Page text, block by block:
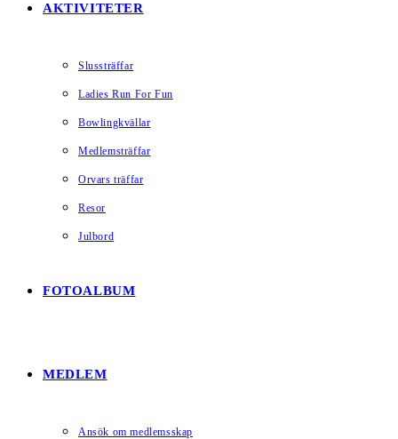
AKTIVITETER
Slussträffar
Ladies Run For Fun
Bowlingkvällar
Medlemsträffar
Orvars träffar
Resor
Julbord
FOTOALBUM
MEDLEM
Ansök om medlemsskap